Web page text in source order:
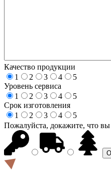
Качество продукции
1
2 3 4
5
Уровень сервиса
1
2 3 4
5
Срок изготовления
1
2 3 4
5
Пожалуйста, докажите, что